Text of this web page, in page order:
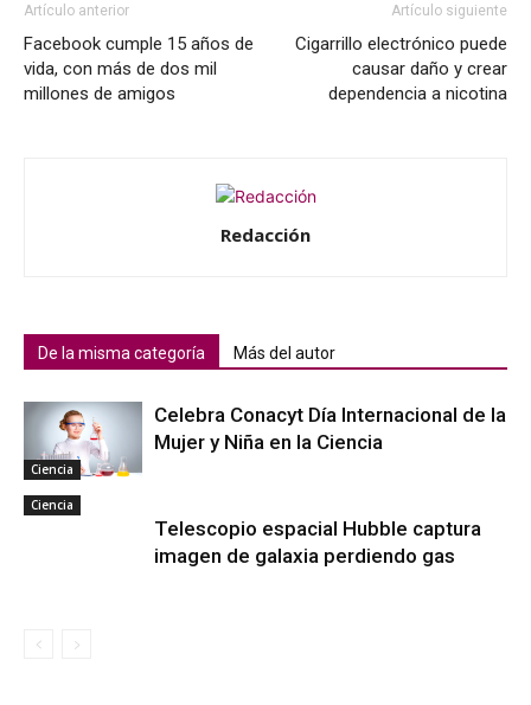
Artículo anterior
Facebook cumple 15 años de
vida, con más de dos mil
millones de amigos
Artículo siguiente
Cigarrillo electrónico puede
causar daño y crear
dependencia a nicotina
Redacción
De la misma categoría Más del autor
Ciencia
Celebra Conacyt Día Internacional de la
Mujer y Niña en la Ciencia
Ciencia
Telescopio espacial Hubble captura
imagen de galaxia perdiendo gas